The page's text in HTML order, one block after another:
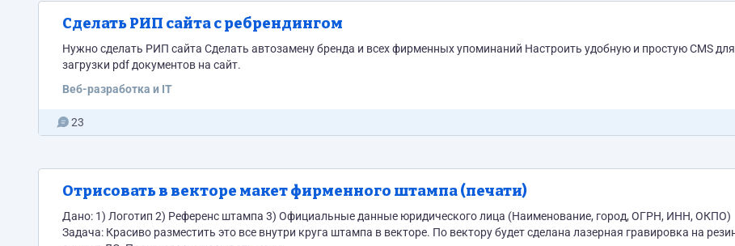
Сделать РИП сайта с ребрендингом
Нужно сделать РИП сайта Сделать автозамену бренда и всех фирменных упоминаний Настроить удобную и простую CMS для
загрузки pdf документов на сайт.
Веб-разработка и IT
23
Отрисовать в векторе макет фирменного штампа (печати)
Дано: 1) Логотип 2) Референс штампа 3) Официальные данные юридического лица (Наименование, город, ОГРН, ИНН, ОКПО)
Задача: Красиво разместить это все внутри круга штампа в векторе. По вектору будет сделана лазерная гравировка на резине. ТЗ